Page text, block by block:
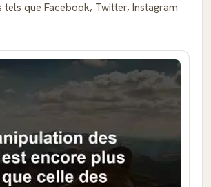
que Facebook, Twitter, Instagram